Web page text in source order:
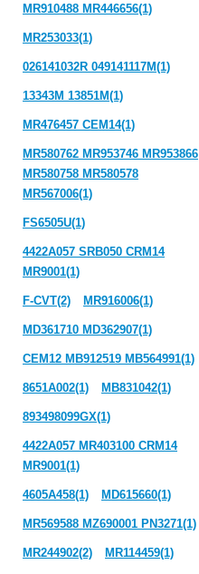
MR910488 MR446656(1)
MR253033(1)
026141032R 049141117M(1)
13343M 13851M(1)
MR476457 CEM14(1)
MR580762 MR953746 MR953866
MR580758 MR580578
MR567006(1)
FS6505U(1)
4422A057 SRB050 CRM14
MR9001(1)
F-CVT(2) MR916006(1)
MD361710 MD362907(1)
CEM12 MB912519 MB564991(1)
8651A002(1) MB831042(1)
893498099GX(1)
4422A057 MR403100 CRM14
MR9001(1)
4605A458(1) MD615660(1)
MR569588 MZ690001 PN3271(1)
MR244902(2) MR114459(1)